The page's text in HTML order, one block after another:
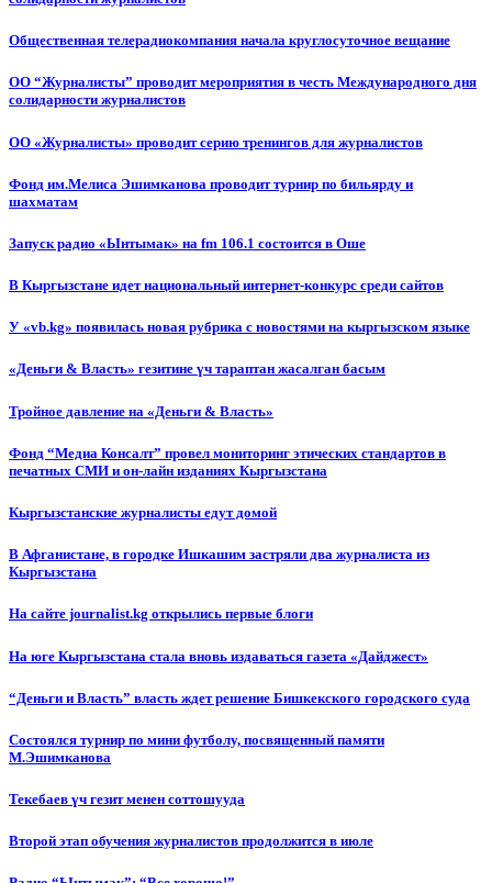
Общественная телерадиокомпания начала круглосуточное вещание
ОО “Журналисты” проводит мероприятия в честь Международного дня
солидарности журналистов
ОО «Журналисты» проводит серию тренингов для журналистов
Фонд им.Мелиса Эшимканова проводит турнир по бильярду и
шахматам
Запуск радио «Ынтымак» на fm 106.1 состоится в Оше
В Кыргызстане идет национальный интернет-конкурс среди сайтов
У «vb.kg» появилась новая рубрика с новостями на кыргызском языке
«Деньги & Власть» гезитине үч тараптан жасалган басым
Тройное давление на «Деньги & Власть»
Фонд “Медиа Консалт” провел мониторинг этических стандартов в
печатных СМИ и он-лайн изданиях Кыргызстана
Кыргызстанские журналисты едут домой
В Афганистане, в городке Ишкашим застряли два журналиста из
Кыргызстана
На сайте journalist.kg открылись первые блоги
На юге Кыргызстана стала вновь издаваться газета «Дайджест»
“Деньги и Власть” власть ждет решение Бишкекского городского суда
Состоялся турнир по мини футболу, посвященный памяти
М.Эшимканова
Текебаев үч гезит менен соттошууда
Второй этап обучения журналистов продолжится в июле